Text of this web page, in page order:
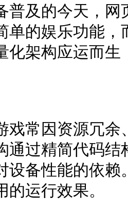
及的今天，网
单的娱乐功能
化架构应运而
常因资源冗余
通过精简代码
设备性能的依
运行效果。